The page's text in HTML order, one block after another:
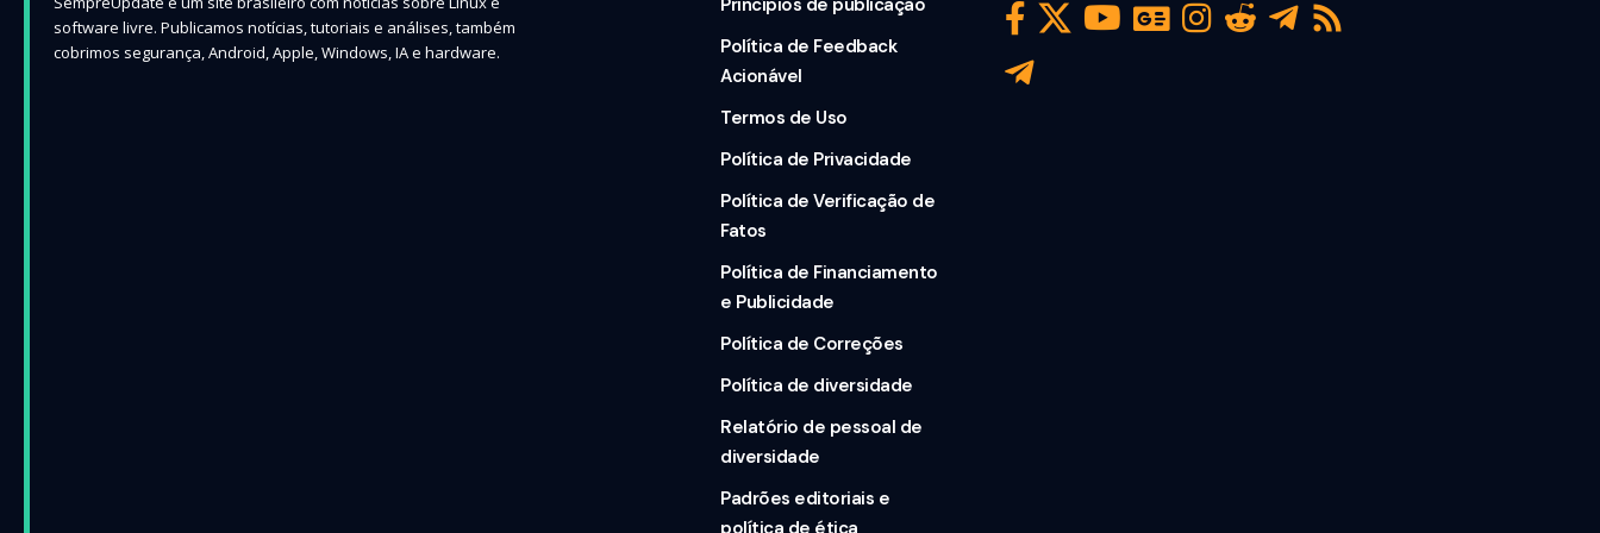
software livre. Publicamos notícias, tutoriais e análises, também
cobrimos segurança, Android, Apple, Windows, IA e hardware.
Política de Feedback
Acionável
Termos de Uso
Política de Privacidade
Política de Verificação de
Fatos
Política de Financiamento
e Publicidade
Política de Correções
Política de diversidade
Relatório de pessoal de
diversidade
Padrões editoriais e
política de ética